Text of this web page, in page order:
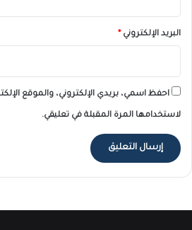
البريد الإلكتروني *
احفظ اسمي، بريدي الإلكتروني، والموقع
لاستخدامها المرة المقبلة في تعليقي.